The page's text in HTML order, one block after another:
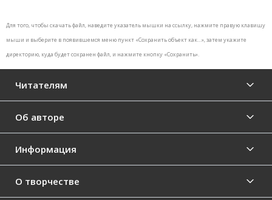
Для того, чтобы скачать файл, наведите указатель мышки на ссылку, нажмите правую клавишу
мыши и выберите в появившемся меню пункт «Сохранить объект как…», затем укажите
директорию, куда будет сохранен файл, и нажмите кнопку «Сохранить».
Читателям
Об авторе
Информация
О творчестве